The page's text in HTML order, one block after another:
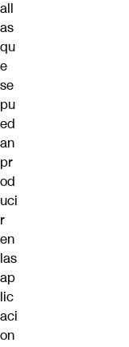
all
as
qu
e
se
pu
ed
an
pr
od
uci
r
en
las
ap
lic
aci
on